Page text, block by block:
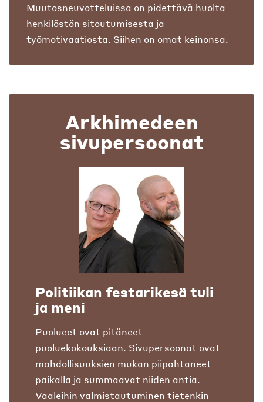
Muutosneuvotteluissa on pidettävä huolta
henkilöstön sitoutumisesta ja
työmotivaatiosta. Siihen on omat keinonsa.
Arkhimedeen
sivupersoonat
Politiikan festarikesä tuli
ja meni
Puolueet ovat pitäneet
puoluekokouksiaan. Sivupersoonat ovat
mahdollisuuksien mukan piipahtaneet
paikalla ja summaavat niiden antia.
Vaaleihin valmistautuminen tietenkin